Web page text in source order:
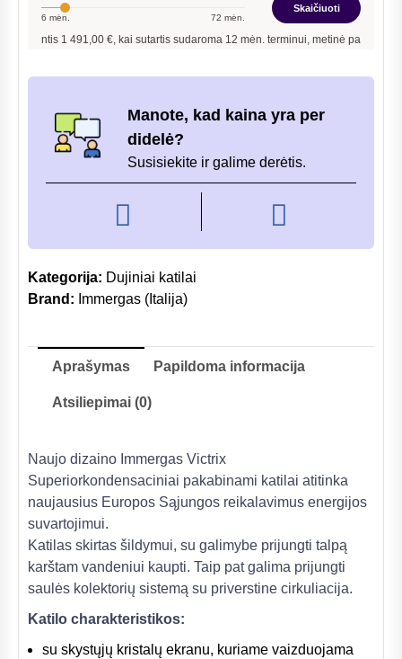
ErP
kondensacinis
6 mėn. 72 mėn.
Skaičiuoti
1 491,00€, kai sutartis sudaroma12mėn. terminui, metinė palūkanų norma –
Manote, kad kaina yra per
didelė?
Susisiekite ir galime derėtis.
Kategorija: Dujiniai katilai
Brand: Immergas (Italija)
Aprašymas Papildoma informacija
Atsiliepimai (0)
Naujo dizaino Immergas Victrix
Superiorkondensaciniai pakabinami katilai atitinka
naujausius Europos Sąjungos reikalavimus energijos
suvartojimui.
Katilas skirtas šildymui, su galimybe prijungti talpą
karštam vandeniui kaupti. Taip pat galima prijungti
saulės kolektorių sistemą su priverstine cirkuliacija.
Katilo charakteristikos:
su skystųjų kristalų ekranu, kuriame vaizduojama